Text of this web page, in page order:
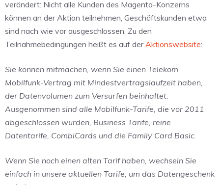
verändert: Nicht alle Kunden des Magenta-Konzerns
können an der Aktion teilnehmen, Geschäftskunden etwa
sind nach wie vor ausgeschlossen. Zu den
Teilnahmebedingungen heißt es auf derAktionswebsite:
Sie können mitmachen, wenn Sie einen Telekom
Mobilfunk-Vertrag mit Mindestvertragslaufzeit haben,
der Datenvolumen zum Versurfen beinhaltet.
Ausgenommen sind alle Mobilfunk-Tarife, die vor 2011
abgeschlossen wurden, Business Tarife, reine
Datentarife, CombiCards und die Family Card Basic.
Wenn Sie noch einen alten Tarif haben, wechseln Sie
einfach in unsere aktuellen Tarife, um das Datengeschenk